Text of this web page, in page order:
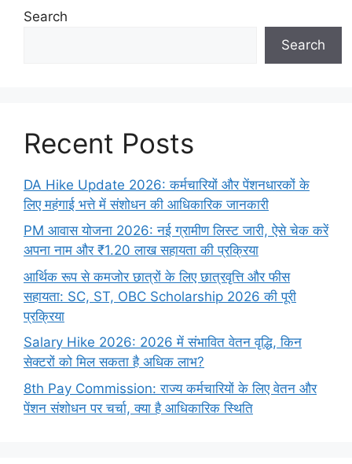
Search
Search
Recent Posts
DA Hike Update 2026: कर्मचारियों और पेंशनधारकों के
लिए महंगाई भत्ते में संशोधन की आधिकारिक जानकारी
PM आवास योजना 2026: नई ग्रामीण लिस्ट जारी, ऐसे चेक करें
अपना नाम और ₹1.20 लाख सहायता की प्रक्रिया
आर्थिक रूप से कमजोर छात्रों के लिए छात्रवृत्ति और फीस
सहायता: SC, ST, OBC Scholarship 2026 की पूरी
प्रक्रिया
Salary Hike 2026: 2026 में संभावित वेतन वृद्धि, किन
सेक्टरों को मिल सकता है अधिक लाभ?
8th Pay Commission: राज्य कर्मचारियों के लिए वेतन और
पेंशन संशोधन पर चर्चा, क्या है आधिकारिक स्थिति